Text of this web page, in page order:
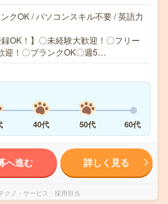
クOK / パソコンスキル不要 / 英語力
録OK！】〇未経験大歓迎！〇フリー
！〇ブランクOK〇週5…
40代 50代 60代
へ進む 詳しく見る
クノ・サービス 採用担当